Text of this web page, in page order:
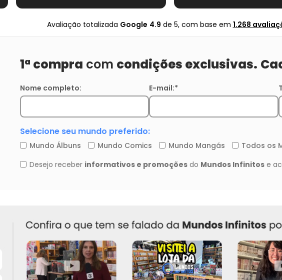
épico dos quadrinhos e novamente
satisfeito com o Mundo infinito.
Avaliação totalizada Google 4.9 de 5, com base em 1.268